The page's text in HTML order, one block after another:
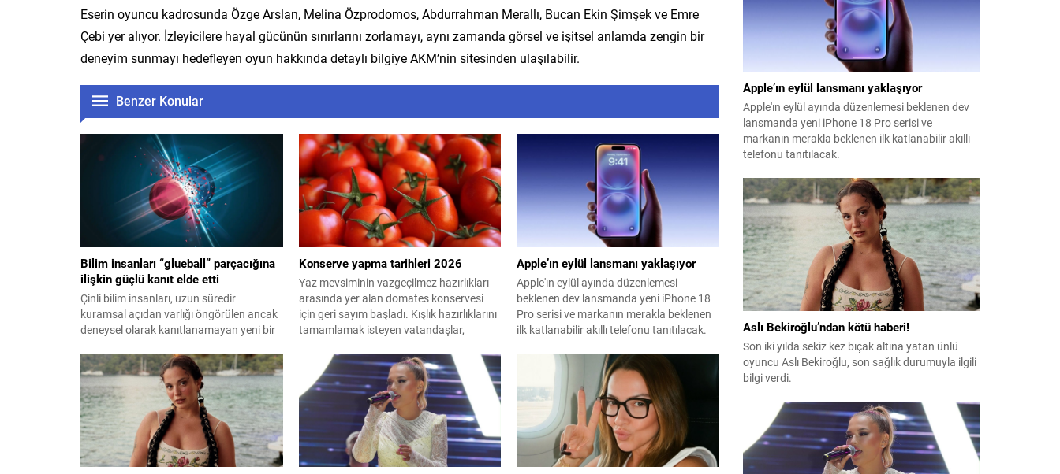
Eserin oyuncu kadrosunda Özge Arslan, Melina Özprodomos, Abdurrahman Merallı, Bucan Ekin Şimşek ve Emre
Çebi yer alıyor. İzleyicilere hayal gücünün sınırlarını zorlamayı, aynı zamanda görsel ve işitsel anlamda zengin bir
deneyim sunmayı hedefleyen oyun hakkında detaylı bilgiye AKM’nin sitesinden ulaşılabilir.
Benzer Konular
Bilim insanları “glueball” parçacığına
ilişkin güçlü kanıt elde etti
Çinli bilim insanları, uzun süredir
kuramsal açıdan varlığı öngörülen ancak
deneysel olarak kanıtlanamayan yeni bir
top) varlığına dair güçlü kanıt elde etti.
Konserve yapma tarihleri 2026
Yaz mevsiminin vazgeçilmez hazırlıkları
arasında yer alan domates konservesi
için geri sayım başladı. Kışlık hazırlıklarını
tamamlamak isteyen vatandaşlar,
tarlalarda ne zaman tezgahlarda
olacağını araştırıyor. Peki 2026'da
konserve yapılacak domates ne zaman
çıkacak? İşte en uygun dönem...
Apple’ın eylül lansmanı yaklaşıyor
Apple'ın eylül ayında düzenlemesi
beklenen dev lansmanda yeni iPhone 18
Pro serisi ve markanın merakla beklenen
ilk katlanabilir akıllı telefonu tanıtılacak.
Apple’ın eylül lansmanı yaklaşıyor
Apple'ın eylül ayında düzenlemesi beklenen dev
lansmanda yeni iPhone 18 Pro serisi ve
markanın merakla beklenen ilk katlanabilir akıllı
telefonu tanıtılacak.
Aslı Bekiroğlu’ndan kötü haberi!
Son iki yılda sekiz kez bıçak altına yatan ünlü
oyuncu Aslı Bekiroğlu, son sağlık durumuyla ilgili
bilgi verdi.